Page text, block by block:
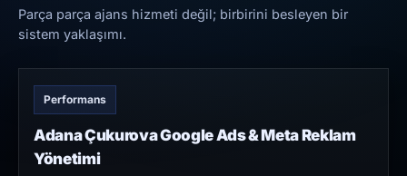
Parça parça ajans hizmeti değil; birbirini besleyen bir
sistem yaklaşımı.
Performans
Adana Çukurova Google Ads & Meta Reklam
Yönetimi